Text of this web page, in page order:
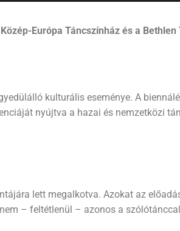
Európa Táncszínház és a
kulturális eseménye. A
nyújtva a hazai és nemzetközi
lett megalkotva. Azokat az
– feltétlenül – azonos a